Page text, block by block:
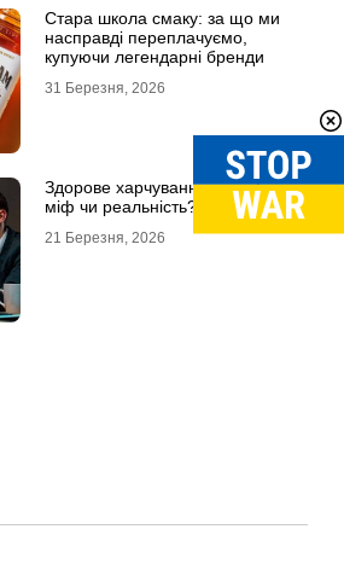
Стара школа смаку: за що ми
насправді переплачуємо,
купуючи легендарні бренди
31 Березня, 2026
Здорове харчування на роботі:
міф чи реальність?
21 Березня, 2026